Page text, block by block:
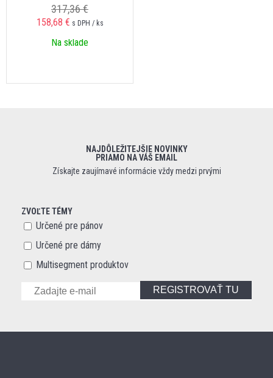
317,36 €
158,68 € s DPH / ks
Na sklade
NAJDÔLEŽITEJŠIE NOVINKY
PRIAMO NA VÁŠ EMAIL
Získajte zaujímavé informácie vždy medzi prvými
ZVOĽTE TÉMY
Určené pre pánov
Určené pre dámy
Multisegment produktov
REGISTROVAŤ TU